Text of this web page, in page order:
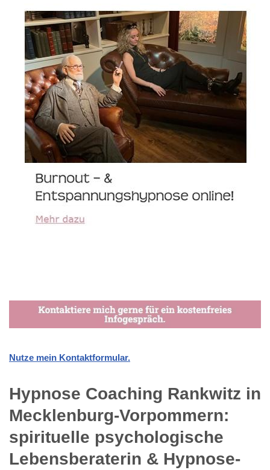
Nutze mein Kontaktformular.
Hypnose Coaching Rankwitz in
Mecklenburg-Vorpommern:
spirituelle psychologische
Lebensberaterin & Hypnose-